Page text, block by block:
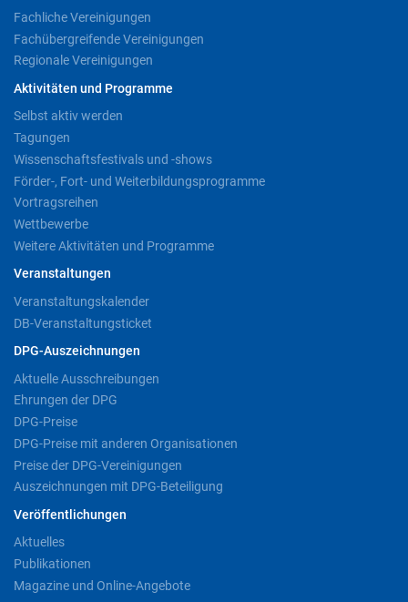
Fachliche Vereinigungen
Fachübergreifende Vereinigungen
Regionale Vereinigungen
Aktivitäten und Programme
Selbst aktiv werden
Tagungen
Wissenschaftsfestivals und -shows
Förder-, Fort- und Weiterbildungsprogramme
Vortragsreihen
Wettbewerbe
Weitere Aktivitäten und Programme
Veranstaltungen
Veranstaltungskalender
DB-Veranstaltungsticket
DPG-Auszeichnungen
Aktuelle Ausschreibungen
Ehrungen der DPG
DPG-Preise
DPG-Preise mit anderen Organisationen
Preise der DPG-Vereinigungen
Auszeichnungen mit DPG-Beteiligung
Veröffentlichungen
Aktuelles
Publikationen
Magazine und Online-Angebote